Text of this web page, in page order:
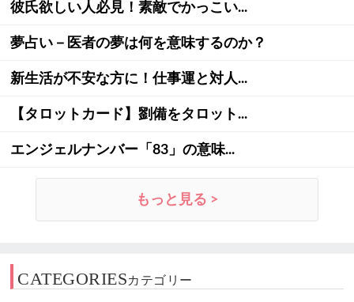
彼氏欲しい人必見！素敵でかっこい...
夢占い－医者の夢は何を意味するのか？
新生活が不安な方に！仕事運と対人...
【タロットカード】劉備をタロット...
エンジェルナンバー「83」の意味...
もっと見る >
CATEGORIESカテゴリー